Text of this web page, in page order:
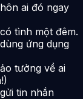
ai đó ngay
tình một đêm.
ứng dụng
tưởng về ai
tin nhắn